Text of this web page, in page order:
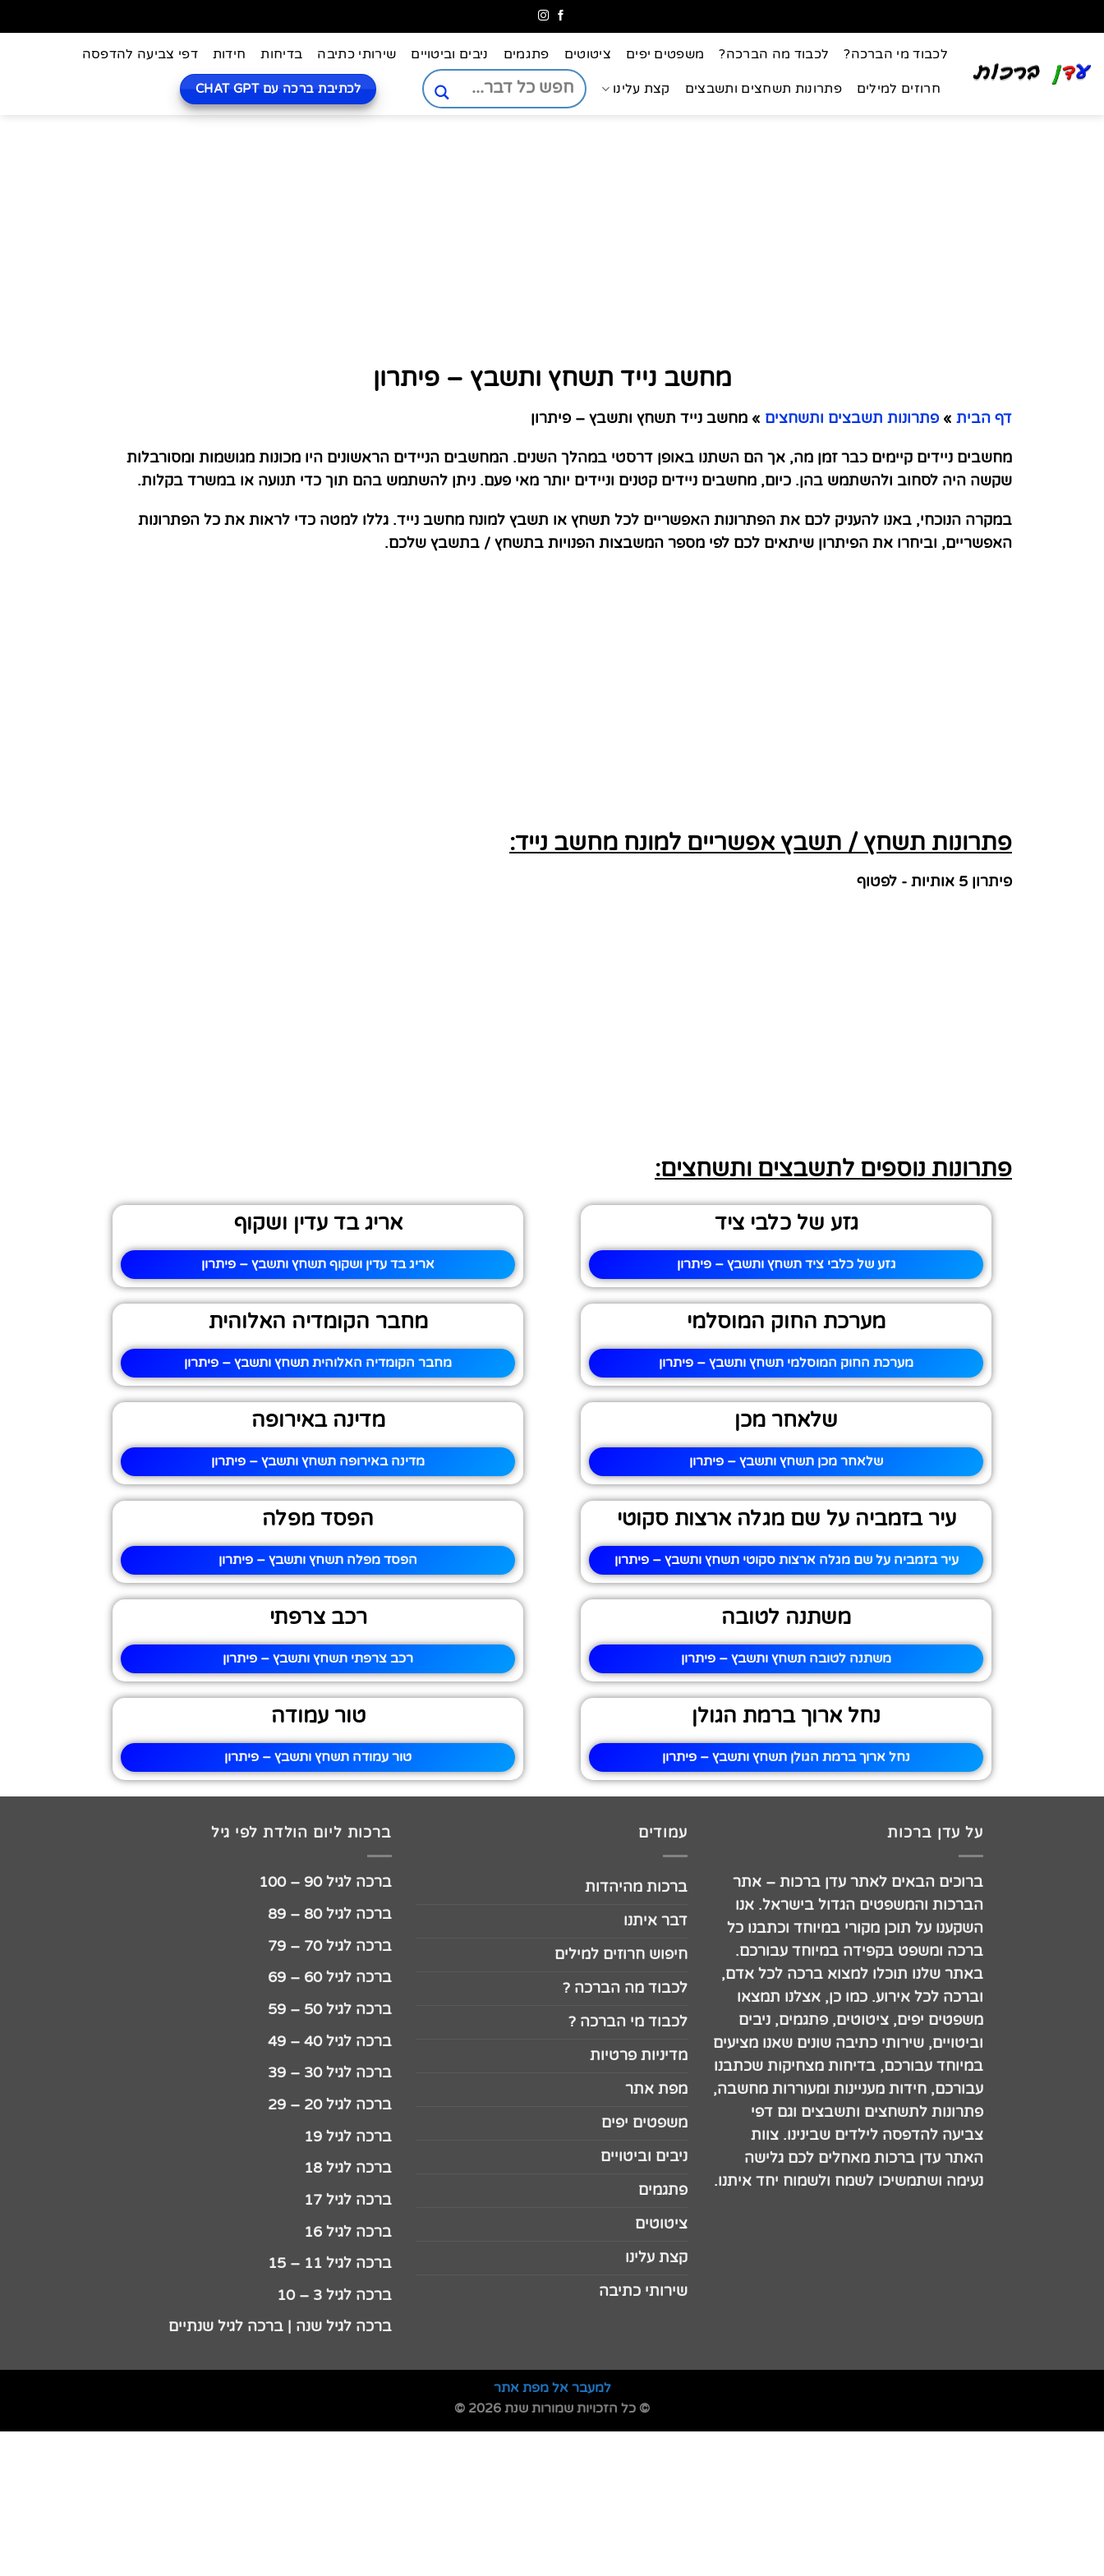
לכבוד מי הברכה? לכבוד מה הברכה? משפטים יפים ציטוטים פתגמים ניבים וביטויים שירותי כתיבה בדיחות חידות דפי צביעה להדפסה
חרוזים למילים פתרונות תשחצים ותשבצים קצת עלינו לכתיבת ברכה עם CHAT GPT
מחשב נייד תשחץ ותשבץ – פיתרון
דף הבית » פתרונות תשבצים ותשחצים » מחשב נייד תשחץ ותשבץ – פיתרון
מחשבים ניידים קיימים כבר זמן מה, אך הם השתנו באופן דרסטי במהלך השנים. המחשבים הניידים הראשונים היו מכונות מגושמות ומסורבלות
שקשה היה לסחוב ולהשתמש בהן. כיום, מחשבים ניידים קטנים וניידים יותר מאי פעם. ניתן להשתמש בהם תוך כדי תנועה או במשרד בקלות.
במקרה הנוכחי, באנו להעניק לכם את הפתרונות האפשריים לכל תשחץ או תשבץ למונח מחשב נייד. גללו למטה כדי לראות את כל הפתרונות
האפשריים, וביחרו את הפיתרון שיתאים לכם לפי מספר המשבצות הפנויות בתשחץ / בתשבץ שלכם.
פתרונות תשחץ / תשבץ אפשריים למונח מחשב נייד:
פיתרון 5 אותיות - לפטוף
פתרונות נוספים לתשבצים ותשחצים:
גזע של כלבי ציד
גזע של כלבי ציד תשחץ ותשבץ – פיתרון
אריג בד עדין ושקוף
אריג בד עדין ושקוף תשחץ ותשבץ – פיתרון
מערכת החוק המוסלמי
מערכת החוק המוסלמי תשחץ ותשבץ – פיתרון
מחבר הקומדיה האלוהית
מחבר הקומדיה האלוהית תשחץ ותשבץ – פיתרון
שלאחר מכן
שלאחר מכן תשחץ ותשבץ – פיתרון
מדינה באירופה
מדינה באירופה תשחץ ותשבץ – פיתרון
עיר בזמביה על שם מגלה ארצות סקוטי
עיר בזמביה על שם מגלה ארצות סקוטי תשחץ ותשבץ – פיתרון
הפסד מפלה
הפסד מפלה תשחץ ותשבץ – פיתרון
משתנה לטובה
משתנה לטובה תשחץ ותשבץ – פיתרון
רכב צרפתי
רכב צרפתי תשחץ ותשבץ – פיתרון
נחל ארוך ברמת הגולן
נחל ארוך ברמת הגולן תשחץ ותשבץ – פיתרון
טור עמודה
טור עמודה תשחץ ותשבץ – פיתרון
על עדן ברכות
ברוכים הבאים לאתר עדן ברכות – אתר
הברכות והמשפטים הגדול בישראל. אנו
השקענו על תוכן מקורי במיוחד וכתבנו כל
ברכה ומשפט בקפידה במיוחד עבורכם.
באתר שלנו תוכלו למצוא ברכה לכל אדם,
וברכה לכל אירוע. כמו כן, אצלנו תמצאו
משפטים יפים, ציטוטים, פתגמים, ניבים
וביטויים, שירותי כתיבה שונים שאנו מציעים
במיוחד עבורכם, בדיחות מצחיקות שכתבנו
עבורכם, חידות מעניינות ומעוררות מחשבה,
פתרונות לתשחצים ותשבצים וגם דפי
צביעה להדפסה לילדים שבינינו. צוות
האתר עדן ברכות מאחלים לכם גלישה
נעימה ושתמשיכו לשמח ולשמוח יחד איתנו.
עמודים
ברכות מהיהדות
דבר איתנו
חיפוש חרוזים למילים
לכבוד מה הברכה ?
לכבוד מי הברכה ?
מדיניות פרטיות
מפת אתר
משפטים יפים
ניבים וביטויים
פתגמים
ציטוטים
קצת עלינו
שירותי כתיבה
ברכות ליום הולדת לפי גיל
ברכה לגיל 90 – 100
ברכה לגיל 80 – 89
ברכה לגיל 70 – 79
ברכה לגיל 60 – 69
ברכה לגיל 50 – 59
ברכה לגיל 40 – 49
ברכה לגיל 30 – 39
ברכה לגיל 20 – 29
ברכה לגיל 19
ברכה לגיל 18
ברכה לגיל 17
ברכה לגיל 16
ברכה לגיל 11 – 15
ברכה לגיל 3 – 10
ברכה לגיל שנה | ברכה לגיל שנתיים
למעבר אל מפת אתר
© כל הזכויות שמורות שנת 2026 ©